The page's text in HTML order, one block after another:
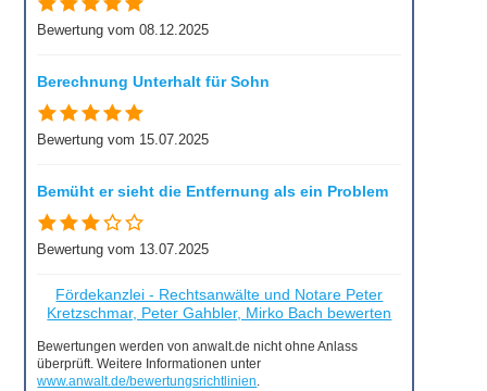
Bewertung vom 08.12.2025
Berechnung Unterhalt für Sohn
Bewertung vom 15.07.2025
Bemüht er sieht die Entfernung als ein Problem
Bewertung vom 13.07.2025
Fördekanzlei - Rechtsanwälte und Notare Peter
Kretzschmar, Peter Gahbler, Mirko Bach bewerten
Bewertungen werden von anwalt.de nicht ohne Anlass
überprüft. Weitere Informationen unter
www.anwalt.de/bewertungsrichtlinien.